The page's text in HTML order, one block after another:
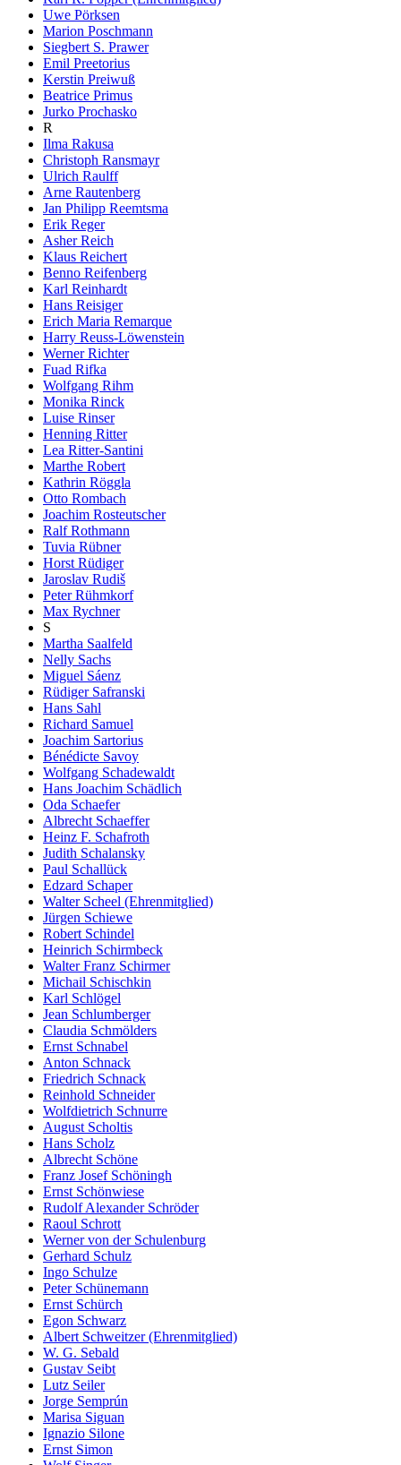
Uwe Pörksen
Marion Poschmann
Siegbert S. Prawer
Emil Preetorius
Kerstin Preiwuß
Beatrice Primus
Jurko Prochasko
R
Ilma Rakusa
Christoph Ransmayr
Ulrich Raulff
Arne Rautenberg
Jan Philipp Reemtsma
Erik Reger
Asher Reich
Klaus Reichert
Benno Reifenberg
Karl Reinhardt
Hans Reisiger
Erich Maria Remarque
Harry Reuss-Löwenstein
Werner Richter
Fuad Rifka
Wolfgang Rihm
Monika Rinck
Luise Rinser
Henning Ritter
Lea Ritter-Santini
Marthe Robert
Kathrin Röggla
Otto Rombach
Joachim Rosteutscher
Ralf Rothmann
Tuvia Rübner
Horst Rüdiger
Jaroslav Rudiš
Peter Rühmkorf
Max Rychner
S
Martha Saalfeld
Nelly Sachs
Miguel Sáenz
Rüdiger Safranski
Hans Sahl
Richard Samuel
Joachim Sartorius
Bénédicte Savoy
Wolfgang Schadewaldt
Hans Joachim Schädlich
Oda Schaefer
Albrecht Schaeffer
Heinz F. Schafroth
Judith Schalansky
Paul Schallück
Edzard Schaper
Walter Scheel (Ehrenmitglied)
Jürgen Schiewe
Robert Schindel
Heinrich Schirmbeck
Walter Franz Schirmer
Michail Schischkin
Karl Schlögel
Jean Schlumberger
Claudia Schmölders
Ernst Schnabel
Anton Schnack
Friedrich Schnack
Reinhold Schneider
Wolfdietrich Schnurre
August Scholtis
Hans Scholz
Albrecht Schöne
Franz Josef Schöningh
Ernst Schönwiese
Rudolf Alexander Schröder
Raoul Schrott
Werner von der Schulenburg
Gerhard Schulz
Ingo Schulze
Peter Schünemann
Ernst Schürch
Egon Schwarz
Albert Schweitzer (Ehrenmitglied)
W. G. Sebald
Gustav Seibt
Lutz Seiler
Jorge Semprún
Marisa Siguan
Ignazio Silone
Ernst Simon